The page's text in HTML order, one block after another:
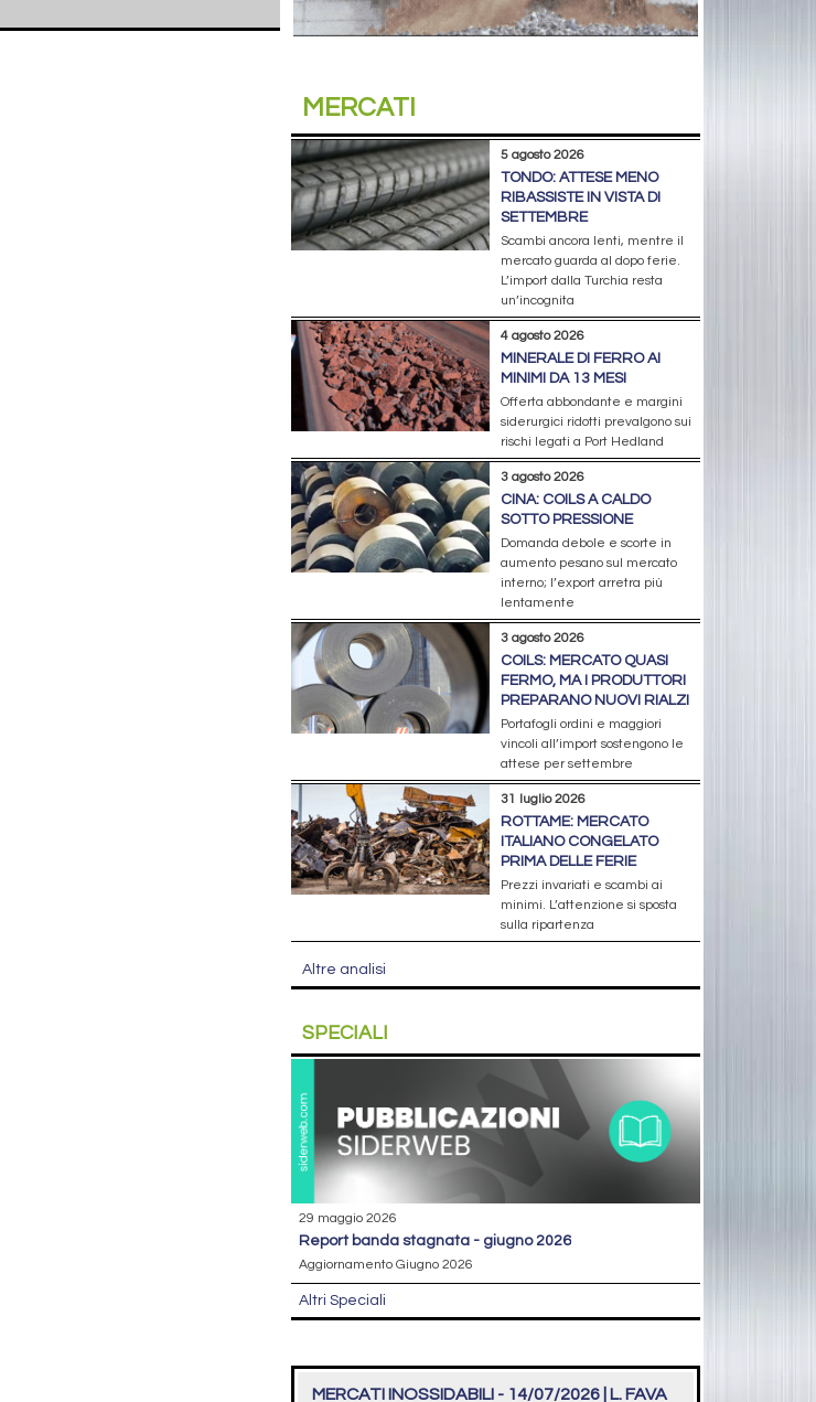
MERCATI
5 agosto 2026
TONDO: ATTESE MENO
RIBASSISTE IN VISTA DI
SETTEMBRE
Scambi ancora lenti, mentre il
mercato guarda al dopo ferie.
L’import dalla Turchia resta
un’incognita
4 agosto 2026
MINERALE DI FERRO AI
MINIMI DA 13 MESI
Offerta abbondante e margini
siderurgici ridotti prevalgono sui
rischi legati a Port Hedland
3 agosto 2026
CINA: COILS A CALDO
SOTTO PRESSIONE
Domanda debole e scorte in
aumento pesano sul mercato
interno; l’export arretra più
lentamente
3 agosto 2026
COILS: MERCATO QUASI
FERMO, MA I PRODUTTORI
PREPARANO NUOVI RIALZI
Portafogli ordini e maggiori
vincoli all’import sostengono le
attese per settembre
31 luglio 2026
ROTTAME: MERCATO
ITALIANO CONGELATO
PRIMA DELLE FERIE
Prezzi invariati e scambi ai
minimi. L’attenzione si sposta
sulla ripartenza
Altre analisi
SPECIALI
29 maggio 2026
report banda stagnata - giugno 2026
Aggiornamento Giugno 2026
Altri Speciali
MERCATI INOSSIDABILI - 14/07/2026 | L. FAVA